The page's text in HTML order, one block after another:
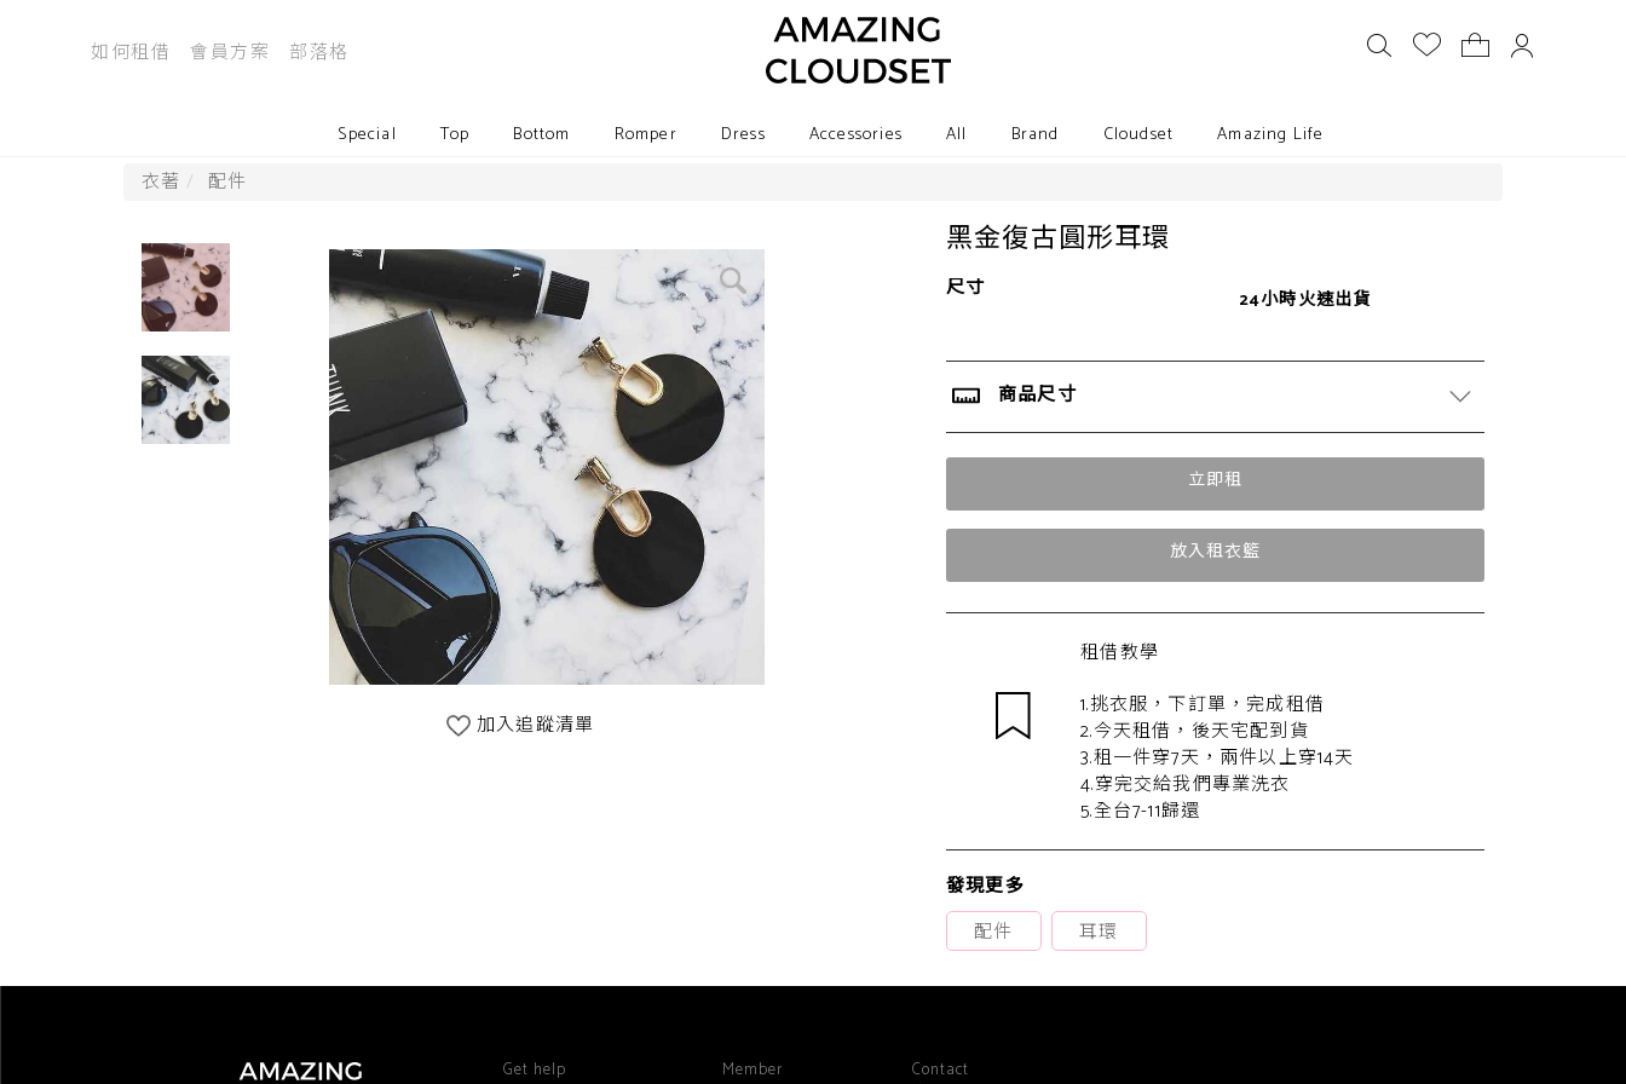
如何租借 會員方案 部落格
Special Top Bottom Romper Dress Accessories All Brand Cloudset Amazing Life
衣著 配件
加入追蹤清單
黑金復古圓形耳環
尺寸 24小時火速出貨
商品尺寸
立即租
放入租衣籃
租借教學
1.挑衣服，下訂單，完成租借
2.今天租借，後天宅配到貨
3.租一件穿7天，兩件以上穿14天
4.穿完交給我們專業洗衣
5.全台7-11歸還
發現更多
配件
耳環
Get help Member Contact